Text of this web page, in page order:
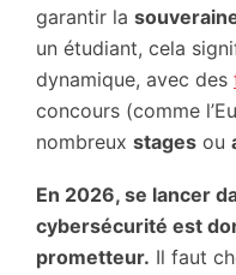
garantir la
un étudiant, cela
dynamique, avec des
concours (comme
nombreux stages ou
En 2026, se lancer
cybersécurité est
prometteur. Il faut